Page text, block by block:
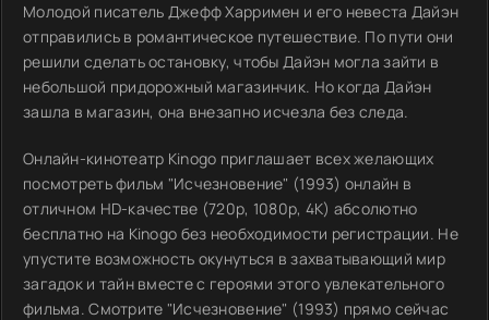
Молодой писатель Джефф Харримен и его невеста Дайэн
отправились в романтическое путешествие. По пути они
решили сделать остановку, чтобы Дайэн могла зайти в
небольшой придорожный магазинчик. Но когда Дайэн
зашла в магазин, она внезапно исчезла без следа.
Онлайн-кинотеатр Kinogo приглашает всех желающих
посмотреть фильм "Исчезновение" (1993) онлайн в
отличном HD-качестве (720p, 1080p, 4K) абсолютно
бесплатно на Kinogo без необходимости регистрации. Не
упустите возможность окунуться в захватывающий мир
загадок и тайн вместе с героями этого увлекательного
фильма. Смотрите "Исчезновение" (1993) прямо сейчас